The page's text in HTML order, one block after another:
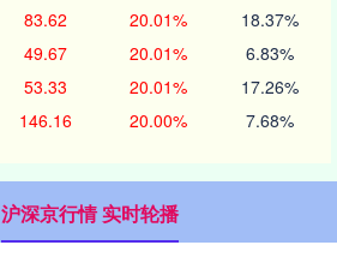
83.62 20.01% 18.37%
49.67 20.01% 6.83%
53.33 20.01% 17.26%
146.16 20.00% 7.68%
沪深京行情 实时轮播